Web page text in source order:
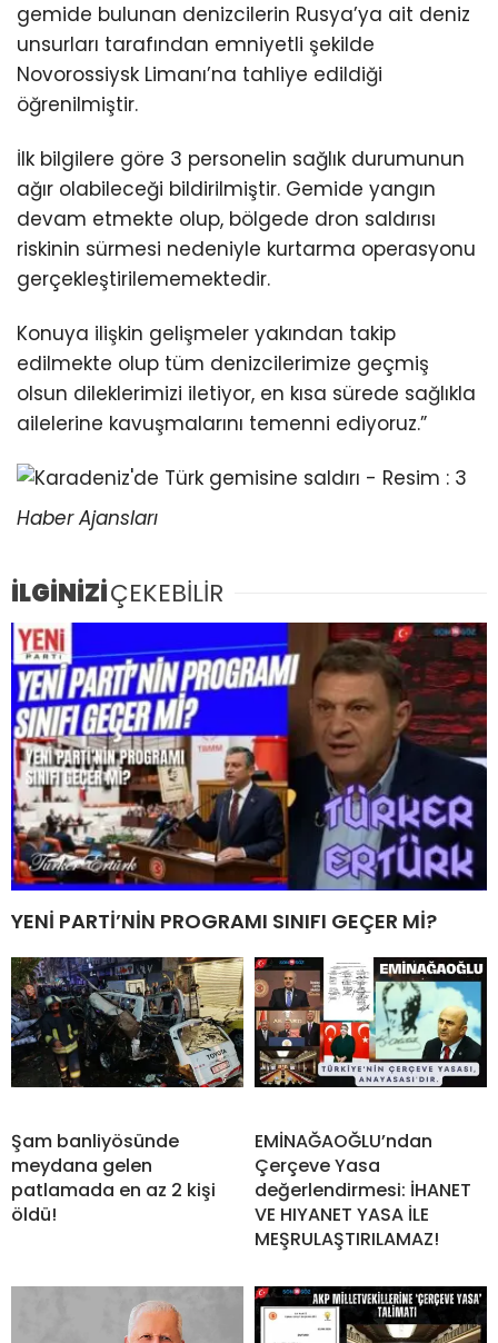
gemide bulunan denizcilerin Rusya’ya ait deniz
unsurları tarafından emniyetli şekilde
Novorossiysk Limanı’na tahliye edildiği
öğrenilmiştir.
İlk bilgilere göre 3 personelin sağlık durumunun
ağır olabileceği bildirilmiştir. Gemide yangın
devam etmekte olup, bölgede dron saldırısı
riskinin sürmesi nedeniyle kurtarma operasyonu
gerçekleştirilememektedir.
Konuya ilişkin gelişmeler yakından takip
edilmekte olup tüm denizcilerimize geçmiş
olsun dileklerimizi iletiyor, en kısa sürede sağlıkla
ailelerine kavuşmalarını temenni ediyoruz.”
Haber Ajansları
İLGİNİZİÇEKEBİLİR
YENİ PARTİ’NİN PROGRAMI SINIFI GEÇER Mİ?
Şam banliyösünde
meydana gelen
patlamada en az 2 kişi
öldü!
EMİNAĞAOĞLU’ndan
Çerçeve Yasa
değerlendirmesi: İHANET
VE HIYANET YASA İLE
MEŞRULAŞTIRILAMAZ!